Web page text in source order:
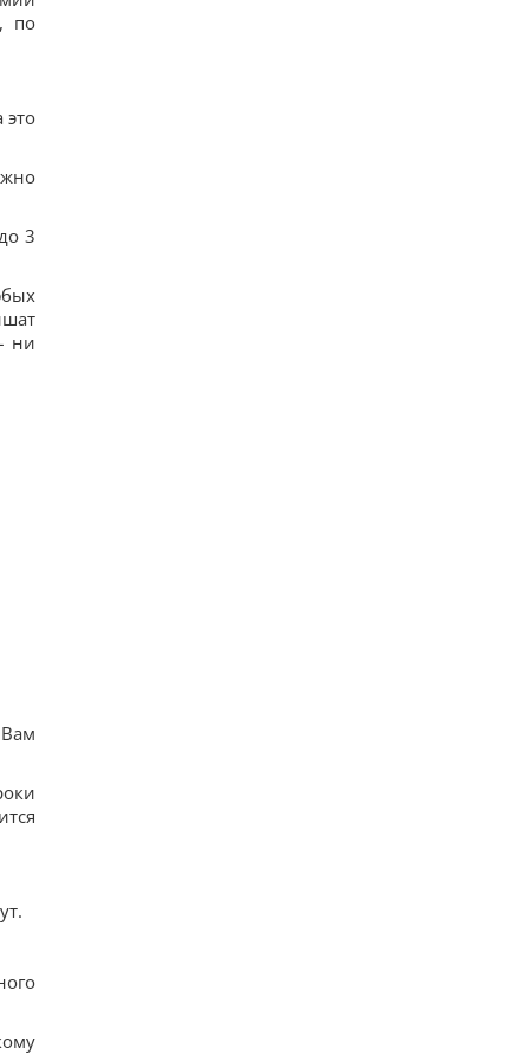
по
это
3
ни